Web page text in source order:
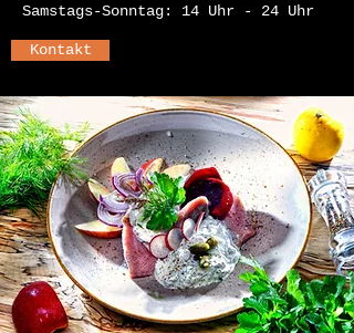
Samstags-Sonntag: 14 Uhr - 24 Uhr
Kontakt
Schwäbisches Vesper
Geht einfach immer